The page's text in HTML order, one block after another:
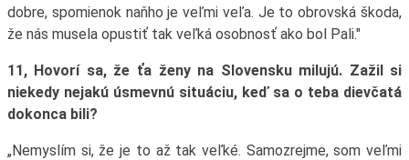
dobre, spomienok naňho je veľmi veľa. Je to obrovská škoda,
že nás musela opustiť tak veľká osobnosť ako bol Pali."
11, Hovorí sa, že ťa ženy na Slovensku milujú. Zažil si
niekedy nejakú úsmevnú situáciu, keď sa o teba dievčatá
dokonca bili?
„Nemyslím si, že je to až tak veľké. Samozrejme, som veľmi